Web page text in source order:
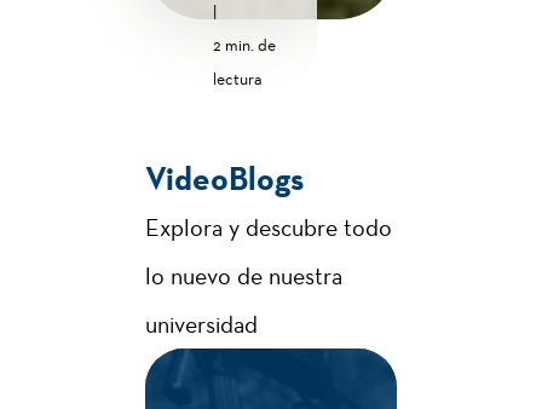
|
2 min. de
lectura
VideoBlogs
Explora y descubre todo
lo nuevo de nuestra
universidad